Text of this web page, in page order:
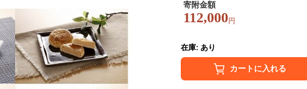
寄附金額
112,000 円
在庫: あり